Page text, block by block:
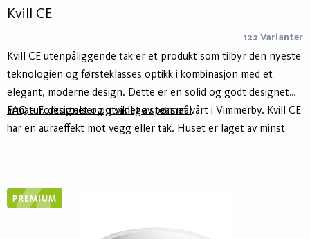
Kvill CE
122 Varianter
Kvill CE utenpåliggende tak er et produkt som tilbyr den nyeste
teknologien og førsteklasses optikk i kombinasjon med et
elegant, moderne design. Dette er en solid og godt designet
armatur, designet og utviklet av teamet vårt i Vimmerby. Kvill CE
har en auraeffekt mot vegg eller tak. Huset er laget av minst
pendlet og innfelt.
FAQ – Forkortelser og vanlige spørsmål